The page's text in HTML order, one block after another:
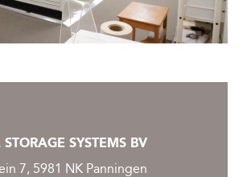
SYSTEMS BV
7, 5981 NK Panningen